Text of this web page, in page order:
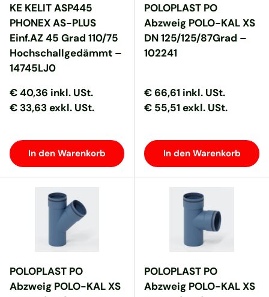
KE KELIT ASP445
PHONEX AS-PLUS
Einf.AZ 45 Grad 110/75
Hochschallgedämmt –
14745LJ0
Normaler Preis
Normaler Preis
€ 40,36 inkl. USt.
€ 33,63 exkl. USt.
In den Warenkorb
POLOPLAST PO
Abzweig POLO-KAL XS
DN 125/125/87Grad –
102241
Normaler Preis
Normaler Preis
€ 66,61 inkl. USt.
€ 55,51 exkl. USt.
In den Warenkorb
POLOPLAST PO
Abzweig POLO-KAL XS
POLOPLAST PO
Abzweig POLO-KAL XS